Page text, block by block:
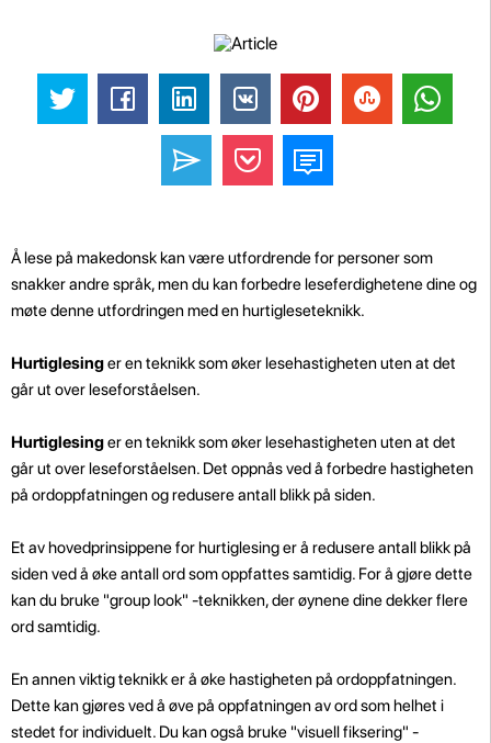
Å lese på makedonsk kan være utfordrende for personer som
snakker andre språk, men du kan forbedre leseferdighetene dine og
møte denne utfordringen med en hurtigleseteknikk.
Hurtiglesinger en teknikk som øker lesehastigheten uten at det
går ut over leseforståelsen.
Hurtiglesinger en teknikk som øker lesehastigheten uten at det
går ut over leseforståelsen. Det oppnås ved å forbedre hastigheten
på ordoppfatningen og redusere antall blikk på siden.
Et av hovedprinsippene for hurtiglesing er å redusere antall blikk på
siden ved å øke antall ord som oppfattes samtidig. For å gjøre dette
kan du bruke "group look" -teknikken, der øynene dine dekker flere
ord samtidig.
En annen viktig teknikk er å øke hastigheten på ordoppfatningen.
Dette kan gjøres ved å øve på oppfatningen av ord som helhet i
stedet for individuelt. Du kan også bruke "visuell fiksering" -